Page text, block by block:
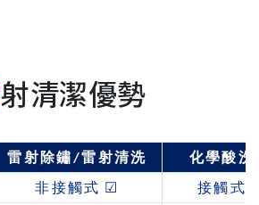
射清潔優勢
雷射除鏽/雷射清洗 化學酸洗
非接觸式 ☑ 接觸式